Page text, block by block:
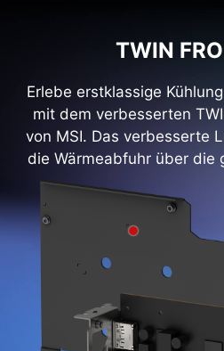
TWIN
Erlebe erstklassige
mit dem verbesserten
von MSI. Das verbesserte
die Wärmeabfuhr über die